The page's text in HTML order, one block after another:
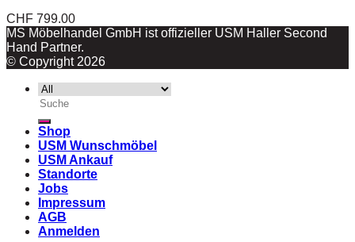
CHF 799.00
MS Möbelhandel GmbH ist offizieller USM Haller Second
Hand Partner.
© Copyright 2026
Suche
nach:
Shop
USM Wunschmöbel
USM Ankauf
Standorte
Jobs
Impressum
AGB
Anmelden